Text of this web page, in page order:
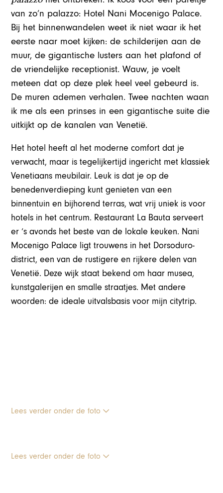
van zo’n palazzo: Hotel Nani Mocenigo Palace.
Bij het binnenwandelen weet ik niet waar ik het
eerste naar moet kijken: de schilderijen aan de
muur, de gigantische lusters aan het plafond of
de vriendelijke receptionist. Wauw, je voelt
meteen dat op deze plek heel veel gebeurd is.
De muren ademen verhalen. Twee nachten waan
ik me als een prinses in een gigantische suite die
uitkijkt op de kanalen van Venetië.
Het hotel heeft al het moderne comfort dat je
verwacht, maar is tegelijkertijd ingericht met klassiek
Venetiaans meubilair. Leuk is dat je op de
benedenverdieping kunt genieten van een
binnentuin en bijhorend terras, wat vrij uniek is voor
hotels in het centrum. Restaurant La Bauta serveert
er ‘s avonds het beste van de lokale keuken. Nani
Mocenigo Palace ligt trouwens in het Dorsoduro-
district, een van de rustigere en rijkere delen van
Venetië. Deze wijk staat bekend om haar musea,
kunstgalerijen en smalle straatjes. Met andere
woorden: de ideale uitvalsbasis voor mijn citytrip.
Lees verder onder de foto
Lees verder onder de foto